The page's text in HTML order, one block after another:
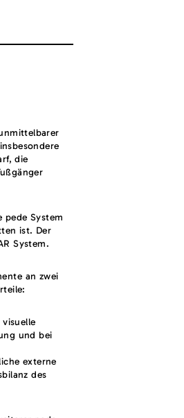
die
pede System
ist. Der
System.
an zwei
und bei
externe
des